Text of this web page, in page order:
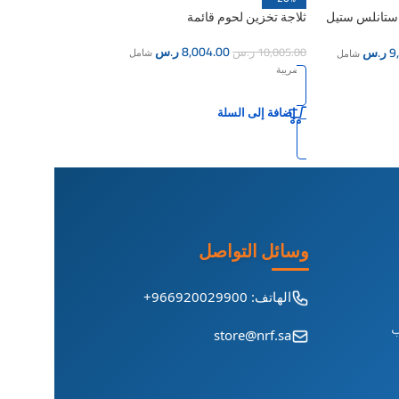
ستانلس ستيل
ر.س شامل
ثلاجة تخزين لحوم قائمة
10,005.00ر.س8,004.00ر.سشامل
الضريبة
إضافة إلى السلة
وسائل التواصل
الهاتف: 966920029900+
store@nrf.sa